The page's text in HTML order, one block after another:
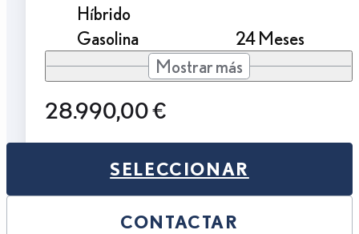
Híbrido
Gasolina
24 Meses
Mostrar más
28.990,00 €
SELECCIONAR
CONTACTAR